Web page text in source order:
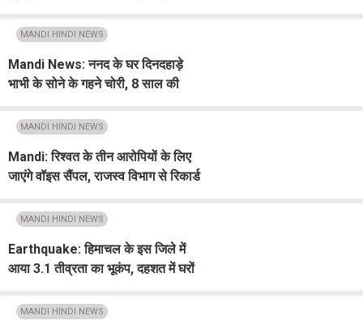
MANDI HINDI NEWS
Mandi News: ननद के घर दिनदहाड़े
भाभी के सोने के गहने चोरी, 8 साल की
MANDI HINDI NEWS
Mandi: रिश्वत के तीन आरोपियों के लिए
जाएंगे वॉइस सैंपल, राजस्व विभाग से रिकार्ड
MANDI HINDI NEWS
Earthquake: हिमाचल के इस जिले में
आया 3.1 तीव्रता का भूकंप, दहशत में घरों
MANDI HINDI NEWS